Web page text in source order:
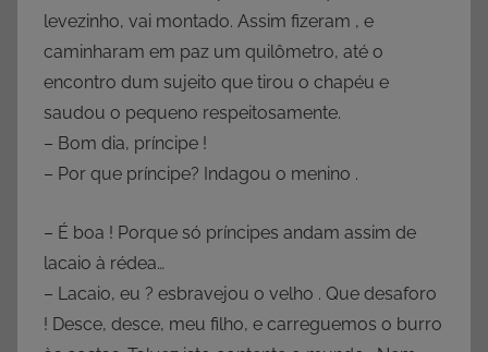
levezinho, vai montado. Assim fizeram , e
caminharam em paz um quilômetro, até o
encontro dum sujeito que tirou o chapéu e
saudou o pequeno respeitosamente.
– Bom dia, príncipe !
– Por que príncipe? Indagou o menino .
– É boa ! Porque só príncipes andam assim de
lacaio à rédea…
– Lacaio, eu ? esbravejou o velho . Que desaforo
! Desce, desce, meu filho, e carreguemos o burro